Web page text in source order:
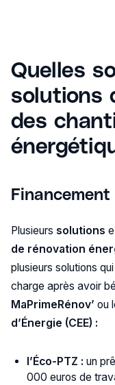
Quelles
solutions
des
Plusieurs solutions
de rénovation
plusieurs solutions
charge après avoir
MaPrimeRénov’ ou
d’Énergie (CEE) :
l’Éco-PTZ : un
000 euros de